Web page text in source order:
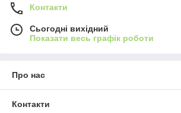
Контакти
Сьогодні вихідний
Показати весь графік роботи
Про нас
Контакти